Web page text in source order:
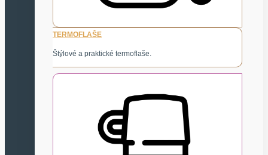
TERMOFLAŠE
Štýlové a praktické termoflaše.